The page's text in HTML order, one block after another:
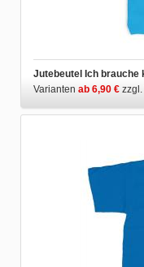
Varianten ab 6,90 € zzgl.